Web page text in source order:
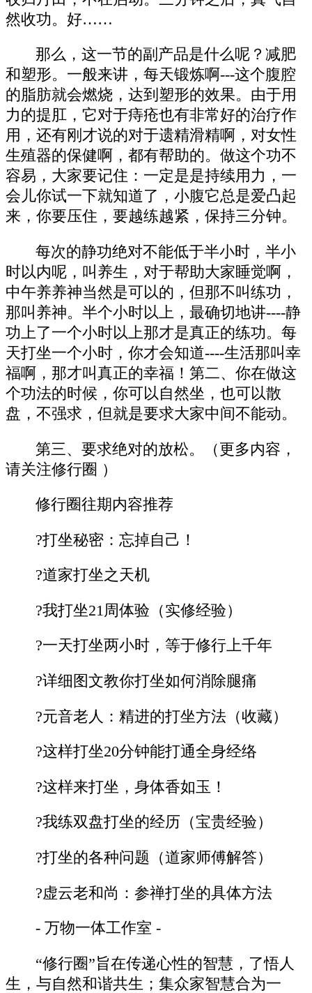
然收功。好……
那么，这一节的副产品是什么呢？减肥
和塑形。一般来讲，每天锻炼啊---这个腹腔
的脂肪就会燃烧，达到塑形的效果。由于用
力的提肛，它对于痔疮也有非常好的治疗作
用，还有刚才说的对于遗精滑精啊，对女性
生殖器的保健啊，都有帮助的。做这个功不
容易，大家要记住：一定是是持续用力，一
会儿你试一下就知道了，小腹它总是爱凸起
来，你要压住，要越练越紧，保持三分钟。
每次的静功绝对不能低于半小时，半小
时以内呢，叫养生，对于帮助大家睡觉啊，
中午养养神当然是可以的，但那不叫练功，
那叫养神。半个小时以上，最确切地讲----静
功上了一个小时以上那才是真正的练功。每
天打坐一个小时，你才会知道----生活那叫幸
福啊，那才叫真正的幸福！第二、你在做这
个功法的时候，你可以自然坐，也可以散
盘，不强求，但就是要求大家中间不能动。
第三、要求绝对的放松。（更多内容，
请关注修行圈 ）
修行圈往期内容推荐
?打坐秘密：忘掉自己！
?道家打坐之天机
?我打坐21周体验（实修经验）
?一天打坐两小时，等于修行上千年
?详细图文教你打坐如何消除腿痛
?元音老人：精进的打坐方法（收藏）
?这样打坐20分钟能打通全身经络
?这样来打坐，身体香如玉！
?我练双盘打坐的经历（宝贵经验）
?打坐的各种问题（道家师傅解答）
?虚云老和尚：参禅打坐的具体方法
- 万物一体工作室 -
“修行圈”旨在传递心性的智慧，了悟人
生，与自然和谐共生；集众家智慧合为一